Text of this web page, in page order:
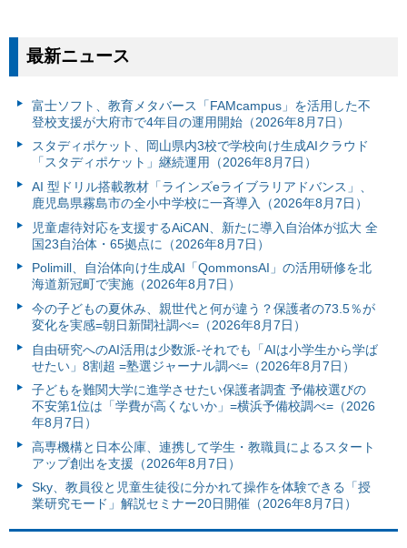
最新ニュース
富⼠ソフト、教育メタバース「FAMcampus」を活用した不
登校支援が大府市で4年目の運用開始（2026年8月7日）
スタディポケット、岡山県内3校で学校向け生成AIクラウド
「スタディポケット」継続運用（2026年8月7日）
AI 型ドリル搭載教材「ラインズeライブラリアドバンス」、
鹿児島県霧島市の全小中学校に一斉導入（2026年8月7日）
児童虐待対応を支援するAiCAN、新たに導入自治体が拡大 全
国23自治体・65拠点に（2026年8月7日）
Polimill、自治体向け生成AI「QommonsAI」の活用研修を北
海道新冠町で実施（2026年8月7日）
今の子どもの夏休み、親世代と何が違う？保護者の73.5％が
変化を実感=朝日新聞社調べ=（2026年8月7日）
自由研究へのAI活用は少数派-それでも「AIは小学生から学ば
せたい」8割超 =塾選ジャーナル調べ=（2026年8月7日）
子どもを難関大学に進学させたい保護者調査 予備校選びの
不安第1位は「学費が高くないか」=横浜予備校調べ=（2026
年8月7日）
高専機構と日本公庫、連携して学生・教職員によるスタート
アップ創出を支援（2026年8月7日）
Sky、教員役と児童生徒役に分かれて操作を体験できる「授
業研究モード」解説セミナー20日開催（2026年8月7日）